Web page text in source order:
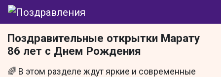
Поздравительные открытки Марату
86 лет с Днем Рождения
🌈 В этом разделе ждут яркие и современные